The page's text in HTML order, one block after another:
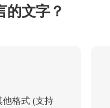
的文字？
格式 (支持